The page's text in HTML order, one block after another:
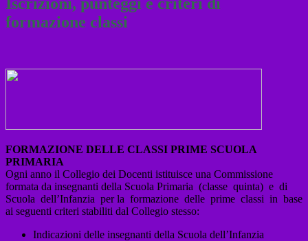
Iscrizioni, punteggi e criteri di
formazione classi
FORMAZIONE DELLE CLASSI PRIME SCUOLA
PRIMARIA
Ogni anno il Collegio dei Docenti istituisce una Commissione
formata da insegnanti della Scuola Primaria (classe quinta) e di
Scuola dell’Infanzia per la formazione delle prime classi in base
ai seguenti criteri stabiliti dal Collegio stesso:
Indicazioni delle insegnanti della Scuola dell’Infanzia